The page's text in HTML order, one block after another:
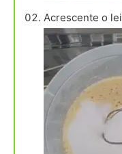
Acrescente o